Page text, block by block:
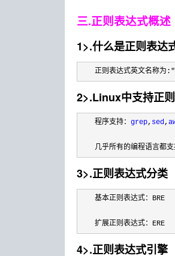
三.正则表达式概述
1>.什么是正则表达
正则表达式英文名称为
2>.Linux中支持正
程序支持： grep, sed,
几乎所有的编程语言都支
3>.正则表达式分类
扩展正则表达式：ERE
4>.正则表达式引擎